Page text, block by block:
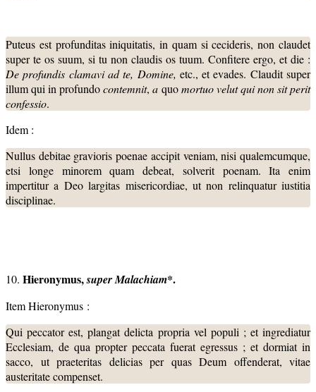
Puteus est profunditas iniquitatis, in quam si cecideris, non claudet
super te os suum, si tu non claudis os tuum. Confitere ergo, et die :
De profundis clamavi ad te, Domine, etc., et evades. Claudit super
illum qui in profundocontemnit,a quomortuo velut qui non sit perit
confessio.
Idem :
Nullus debitae gravioris poenae accipit veniam, nisi qualemcumque,
etsi longe minorem quam debeat, solverit poenam. Ita enim
impertitur a Deo largitas misericordiae, ut non relinquatur iustitia
disciplinae.
10. Hieronymus,super Malachiam*.
Item Hieronymus :
Qui peccator est, plangat delicta propria vel populi ; et ingrediatur
Ecclesiam, de qua propter peccata fuerat egressus ; et dormiat in
sacco, ut praeteritas delicias per quas Deum offenderat, vitae
austeritate compenset.